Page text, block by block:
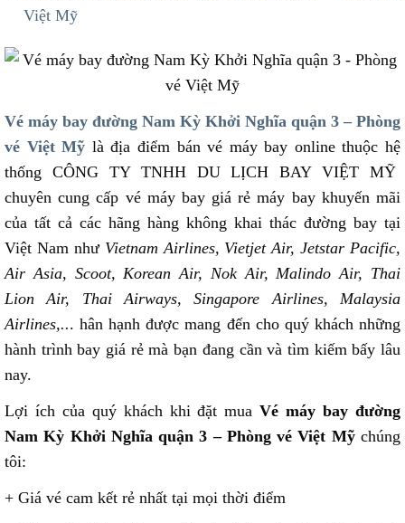
Việt Mỹ
Vé máy bay đường Nam Kỳ Khởi Nghĩa quận 3 – Phòng
vé Việt Mỹ là địa điểm bán vé máy bay online thuộc hệ
thống CÔNG TY TNHH DU LỊCH BAY VIỆT MỸ
chuyên cung cấp vé máy bay giá rẻ máy bay khuyến mãi
của tất cả các hãng hàng không khai thác đường bay tại
Việt Nam như Vietnam Airlines, Vietjet Air, Jetstar Pacific,
Air Asia, Scoot, Korean Air, Nok Air, Malindo Air, Thai
Lion Air, Thai Airways, Singapore Airlines, Malaysia
Airlines,... hân hạnh được mang đến cho quý khách những
hành trình bay giá rẻ mà bạn đang cần và tìm kiếm bấy lâu
nay.
Lợi ích của quý khách khi đặt muaVé máy bay đường
Nam Kỳ Khởi Nghĩa quận 3 – Phòng vé Việt Mỹchúng
tôi:
+ Giá vé cam kết rẻ nhất tại mọi thời điểm